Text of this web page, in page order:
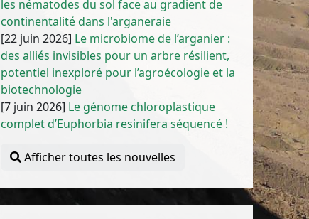
les nématodes du sol face au gradient de
continentalité dans l'arganeraie
[22 juin 2026] Le microbiome de l’arganier :
des alliés invisibles pour un arbre résilient,
potentiel inexploré pour l’agroécologie et la
biotechnologie
[7 juin 2026] Le génome chloroplastique
complet d’Euphorbia resinifera séquencé !
Afficher toutes les nouvelles